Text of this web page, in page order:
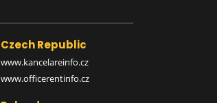
Czech Republic
www.kancelareinfo.cz
www.officerentinfo.cz